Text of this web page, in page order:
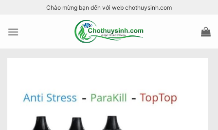
nội
Chào mừng bạn đến với web chothuysinh.com